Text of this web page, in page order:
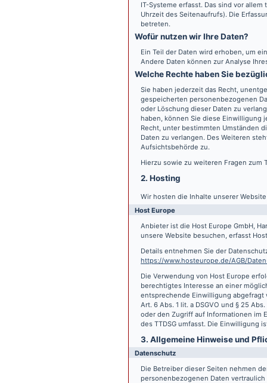
IT-Systeme erfasst. Das sind vor
Uhrzeit des Seitenaufrufs). Die
betreten.
Wofür nutzen wir Ihre Daten?
Ein Teil der Daten wird erhoben, um
Andere Daten können zur Analyse
Welche Rechte haben Sie
Sie haben jederzeit das Recht,
gespeicherten personenbezogenen
oder Löschung dieser Daten zu
haben, können Sie diese Einwilligung
Recht, unter bestimmten Umständen
Daten zu verlangen. Des Weiteren
Aufsichtsbehörde zu.
Hierzu sowie zu weiteren Fragen zum
2. Hosting
Wir hosten die Inhalte unserer
Host Europe
Anbieter ist die Host Europe GmbH,
unsere Website besuchen, erfasst
Details entnehmen Sie der
https://www.hosteurope.de/AGB/
Die Verwendung von Host Europe
berechtigtes Interesse an einer
entsprechende Einwilligung abgefragt
Art. 6 Abs. 1 lit. a DSGVO und § 25
oder den Zugriff auf Informationen im
des TTDSG umfasst. Die Einwilligung
3. Allgemeine Hinweise und
Datenschutz
Die Betreiber dieser Seiten nehmen
personenbezogenen Daten